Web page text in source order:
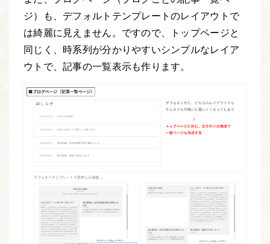
ジ）も、デフォルトテンプレートのレイアウトで
は綺麗に見えません。ですので、トップページと
同じく、時系列が分かりやすいシンプルなレイア
ウトで、記事の一覧表示も作ります。